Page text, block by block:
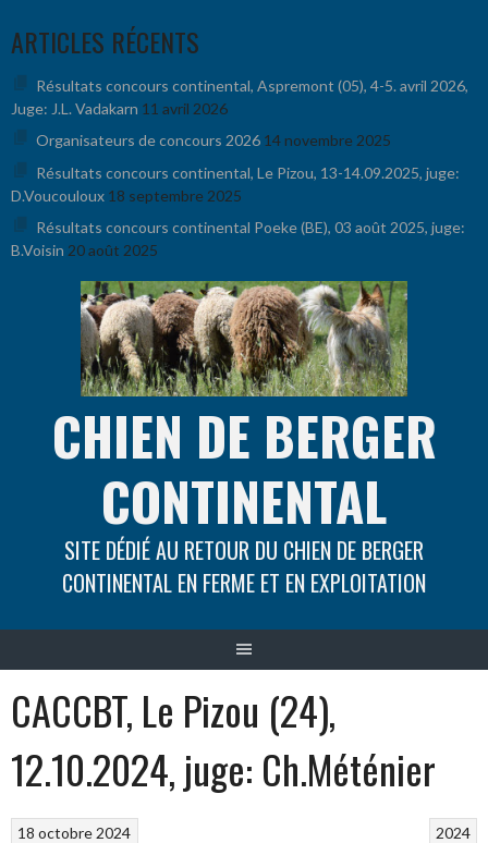
auARTICLES RÉCENTS
Résultats concours continental, Aspremont (05), 4-5. avril 2026,
Juge: J.L. Vadakarn 11 avril 2026
Organisateurs de concours 2026 14 novembre 2025
Résultats concours continental, Le Pizou, 13-14.09.2025, juge:
D.Voucouloux 18 septembre 2025
Résultats concours continental Poeke (BE), 03 août 2025, juge:
B.Voisin 20 août 2025
CHIEN DE BERGER
CONTINENTAL
SITE DÉDIÉ AU RETOUR DU CHIEN DE BERGER
CONTINENTAL EN FERME ET EN EXPLOITATION
CACCBT, Le Pizou (24),
12.10.2024, juge: Ch.Méténier
2024
18 octobre 2024